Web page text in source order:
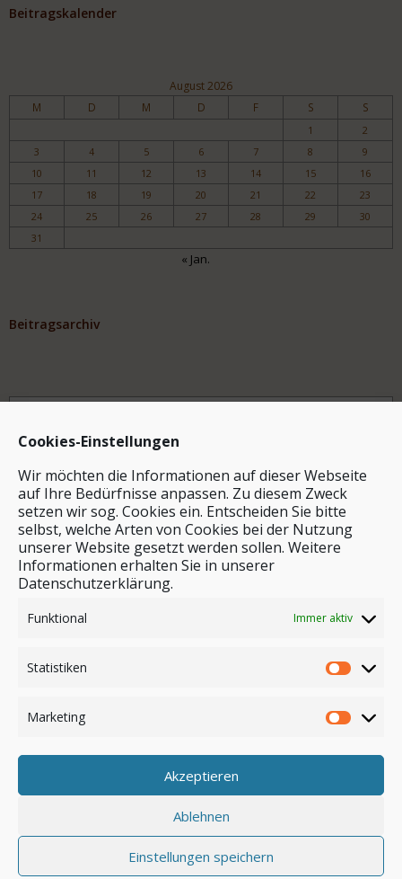
Cookies-Einstellungen
Wir möchten die Informationen auf dieser Webseite
auf Ihre Bedürfnisse anpassen. Zu diesem Zweck
setzen wir sog. Cookies ein. Entscheiden Sie bitte
selbst, welche Arten von Cookies bei der Nutzung
unserer Website gesetzt werden sollen. Weitere
Informationen erhalten Sie in unserer
Datenschutzerklärung.
Funktional Immer aktiv
Statistiken
Marketing
Akzeptieren
Ablehnen
Einstellungen speichern
Beitragskalender
August 2026
M D M D F S S
1
2
3
4 5 6 7 8
9
10
11 12 13 14 15
16
17
18 19 20 21 22
23
24
25 26 27 28 29
30
31
« Jan.
Beitragsarchiv
Archiv
Stichwortsuche
Anmelden
© by safar-reiseblog.de